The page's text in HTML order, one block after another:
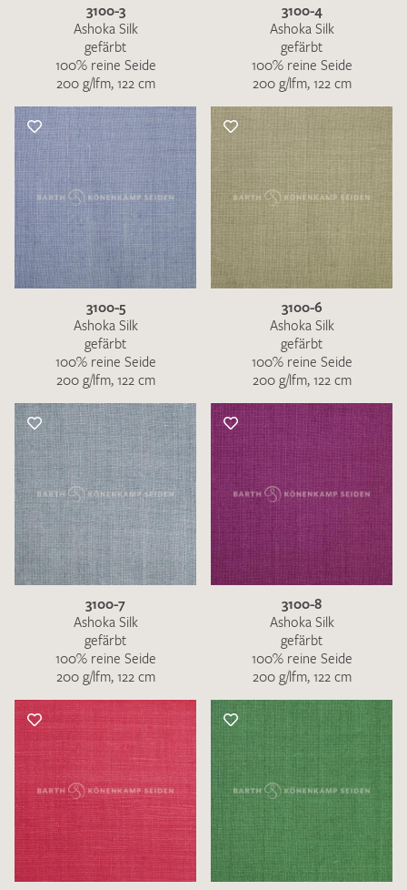
3100-3
Ashoka Silk
gefärbt
100% reine Seide
200 g/lfm, 122 cm
3100-4
Ashoka Silk
gefärbt
100% reine Seide
200 g/lfm, 122 cm
3100-5
Ashoka Silk
gefärbt
100% reine Seide
200 g/lfm, 122 cm
3100-6
Ashoka Silk
gefärbt
100% reine Seide
200 g/lfm, 122 cm
3100-7
Ashoka Silk
gefärbt
100% reine Seide
200 g/lfm, 122 cm
3100-8
Ashoka Silk
gefärbt
100% reine Seide
200 g/lfm, 122 cm